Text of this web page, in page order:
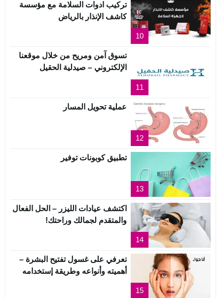
10
تركيب ادوات السلامة مع مؤسسة
كاشف الإنذار بالرياض
11
تسوق آمن ومريح من خلال موقعنا
الإلكتروني – صيدلية الحقيل
12
عملية تحويل المسار
13
تطبيق كوبونات توفير
14
اكتشف عيادات الليزر – الحل الفعال
والمتقدم لجمالك وراحتك!
15
تعرفي على غسول تفتيح البشرة –
أهميته وأنواعه وطريقة إستخدامه